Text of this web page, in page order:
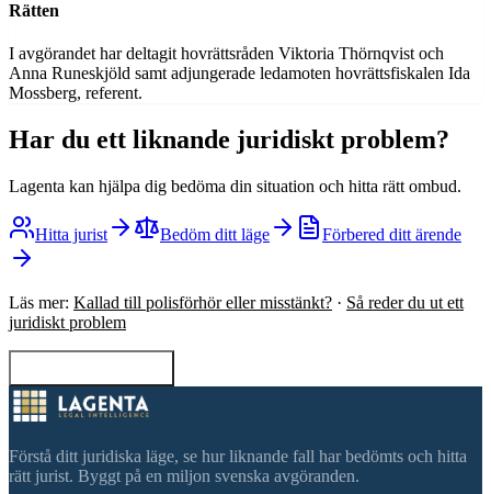
Rätten
I avgörandet har deltagit hovrättsråden Viktoria Thörnqvist och
Anna Runeskjöld samt adjungerade ledamoten hovrättsfiskalen Ida
Mossberg, referent.
Har du ett liknande juridiskt problem?
Lagenta kan hjälpa dig bedöma din situation och hitta rätt ombud.
Hitta jurist Bedöm ditt läge Förbered ditt ärende
Läs mer: Kallad till polisförhör eller misstänkt? · Så reder du ut ett
juridiskt problem
Förstå ditt juridiska läge, se hur liknande fall har bedömts och hitta
rätt jurist. Byggt på en miljon svenska avgöranden.